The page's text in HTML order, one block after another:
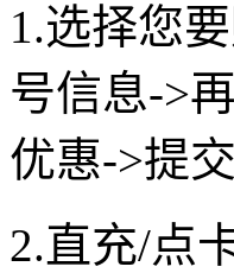
1.选择您
号信息->
优惠->提
2.直充/点